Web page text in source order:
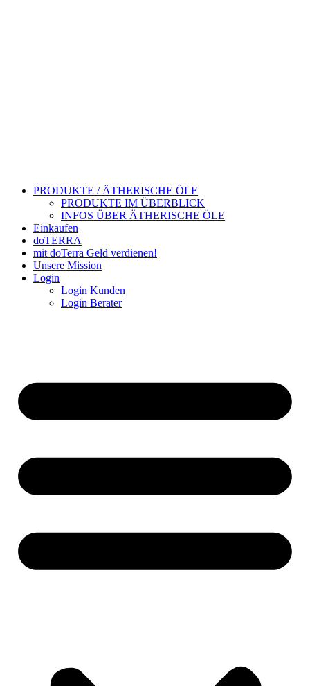
PRODUKTE / ÄTHERISCHE ÖLE
PRODUKTE IM ÜBERBLICK
INFOS ÜBER ÄTHERISCHE ÖLE
Einkaufen
doTERRA
mit doTerra Geld verdienen!
Unsere Mission
Login
Login Kunden
Login Berater